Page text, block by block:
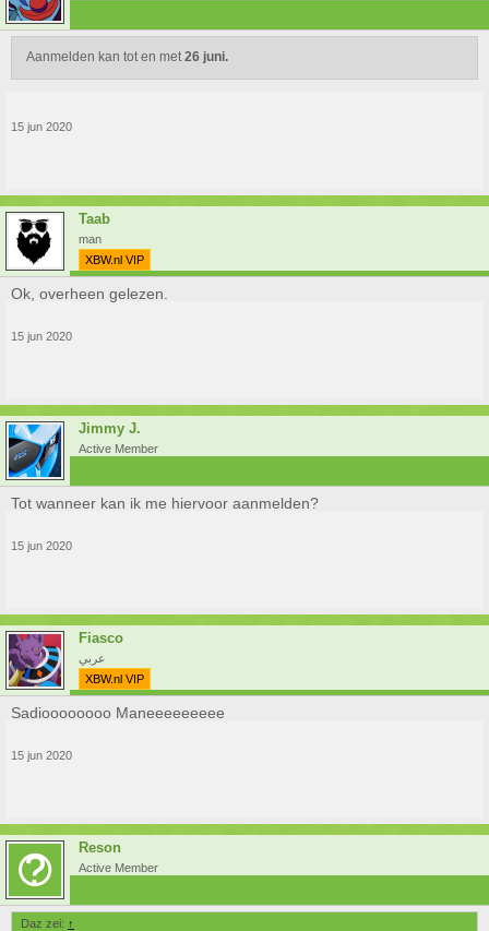
Aanmelden kan tot en met 26 juni.
15 jun 2020
Taab
man
XBW.nl VIP
Ok, overheen gelezen.
15 jun 2020
Jimmy J.
Active Member
Tot wanneer kan ik me hiervoor aanmelden?
15 jun 2020
Fiasco
عربي
XBW.nl VIP
Sadioooooooo Maneeeeeeeee
15 jun 2020
Reson
Active Member
Daz zei: ↑